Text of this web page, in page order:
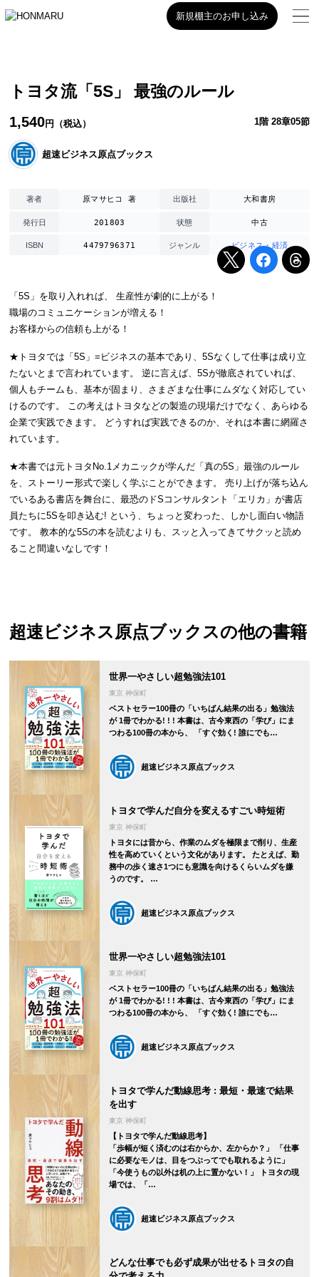
新規棚主のお申し込み
トヨタ流「5S」 最強のルール
1,540円（税込） 1階 28章05節
超速ビジネス原点ブックス
著者 原マサヒコ 著 出版社 大和書房
発行日 201803 状態 中古
ISBN 4479796371 ジャンル ビジネス・経済
「5S」を取り入れれば、 生産性が劇的に上がる！
職場のコミュニケーションが増える！
お客様からの信頼も上がる！
★トヨタでは「5S」=ビジネスの基本であり、5Sなくして仕事は成り立
たないとまで言われています。 逆に言えば、5Sが徹底されていれば、
個人もチームも、基本が固まり、さまざまな仕事にムダなく対応してい
けるのです。 この考えはトヨタなどの製造の現場だけでなく、あらゆる
企業で実践できます。 どうすれば実践できるのか、それは本書に網羅さ
れています。
★本書では元トヨタNo.1メカニックが学んだ「真の5S」最強のルール
を、ストーリー形式で楽しく学ぶことができます。 売り上げが落ち込ん
でいるある書店を舞台に、最恐のドSコンサルタント「エリカ」が書店
員たちに5Sを叩き込む! という、ちょっと変わった、しかし面白い物語
です。 教本的な5Sの本を読むよりも、スッと入ってきてサクッと読め
ること間違いなしです！
超速ビジネス原点ブックスの他の書籍
世界一やさしい超勉強法101
東京 神保町
ベストセラー100冊の「いちばん結果の出る」勉強法
が 1冊でわかる! ! ! 本書は、古今東西の「学び」にま
つわる100冊の本から、 「すぐ効く! 誰にでも…
超速ビジネス原点ブックス
トヨタで学んだ自分を変えるすごい時短術
東京 神保町
トヨタには昔から、作業のムダを極限まで削り、生産
性を高めていくという文化があります。 たとえば、勤
務中の歩く速さ1つにも意識を向けるくらいムダを嫌
うのです。 …
超速ビジネス原点ブックス
世界一やさしい超勉強法101
東京 神保町
ベストセラー100冊の「いちばん結果の出る」勉強法
が 1冊でわかる! ! ! 本書は、古今東西の「学び」にま
つわる100冊の本から、 「すぐ効く! 誰にでも…
超速ビジネス原点ブックス
トヨタで学んだ動線思考 : 最短・最速で結果
を出す
東京 神保町
【トヨタで学んだ動線思考】
「歩幅が短く済むのは右からか、左からか？」 「仕事
に必要なモノは、目をつぶってでも取れるように」
「今使うもの以外は机の上に置かない！」 トヨタの現
場では、「…
超速ビジネス原点ブックス
どんな仕事でも必ず成果が出せるトヨタの自